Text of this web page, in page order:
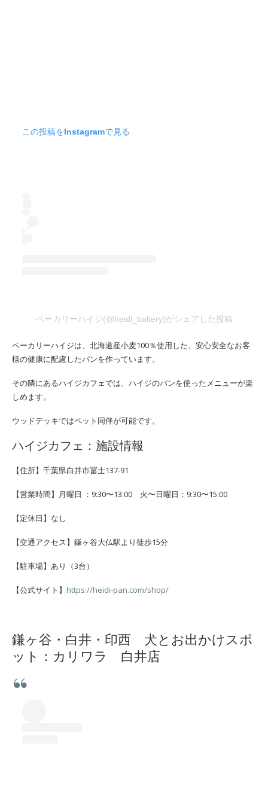
この投稿をInstagramで見る
ベーカリーハイジ(@heidi_bakery)がシェアした投稿
ベーカリーハイジは、北海道産小麦100％使用した、安心安全なお客
様の健康に配慮したパンを作っています。
その隣にあるハイジカフェでは、ハイジのパンを使ったメニューが楽
しめます。
ウッドデッキではペット同伴が可能です。
ハイジカフェ ：施設情報
【住所】千葉県白井市冨士137-91
【営業時間】月曜日 ：9:30〜13:00 火〜日曜日：9:30〜15:00
【定休日】なし
【交通アクセス】鎌ヶ谷大仏駅より徒歩15分
【駐車場】あり（3台）
【公式サイト】 https://heidi-pan.com/shop/
鎌ヶ谷・白井・印西 犬とお出かけスポ
ット：カリワラ 白井店